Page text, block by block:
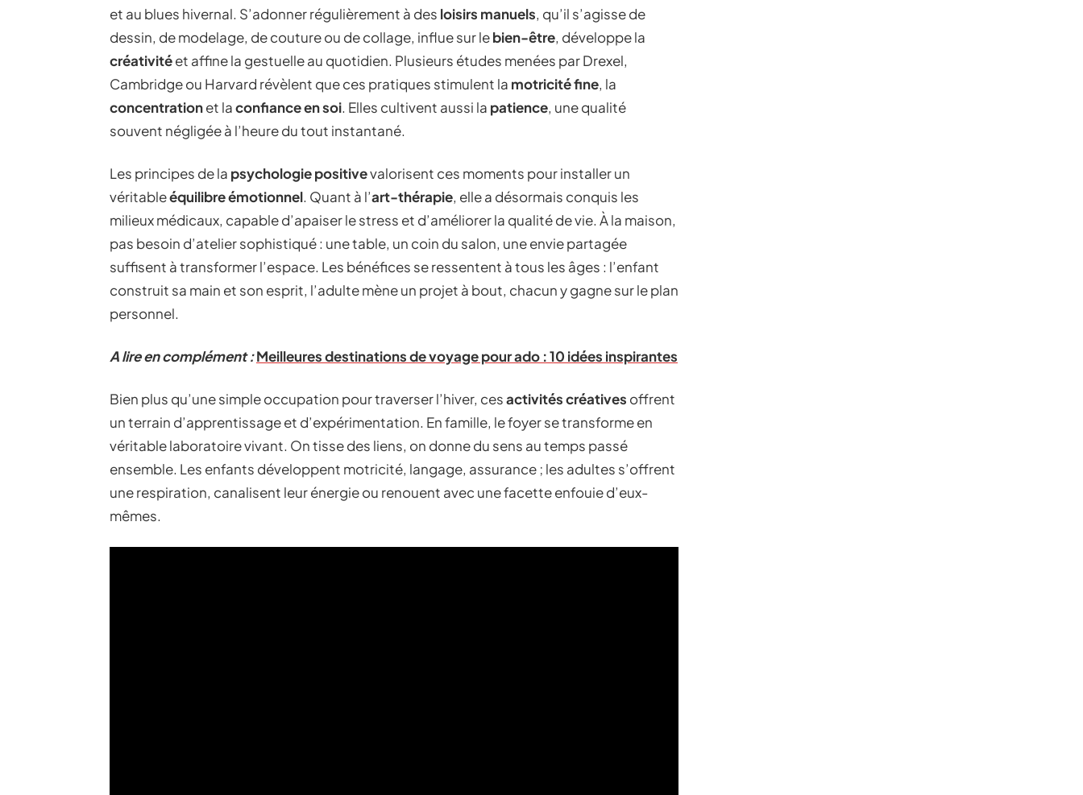
et au blues hivernal. S’adonner régulièrement à des loisirs manuels, qu’il s’agisse de
dessin, de modelage, de couture ou de collage, influe sur lebien-être, développe la
créativitéet affine la gestuelle au quotidien. Plusieurs études menées par Drexel,
Cambridge ou Harvard révèlent que ces pratiques stimulent la motricité fine, la
concentrationet laconfiance en soi. Elles cultivent aussi la patience, une qualité
souvent négligée à l’heure du tout instantané.
Les principes de la psychologie positivevalorisent ces moments pour installer un
véritableéquilibre émotionnel. Quant à l’art-thérapie, elle a désormais conquis les
milieux médicaux, capable d’apaiser le stress et d’améliorer la qualité de vie. À la maison,
pas besoin d’atelier sophistiqué : une table, un coin du salon, une envie partagée
suffisent à transformer l’espace. Les bénéfices se ressentent à tous les âges : l’enfant
construit sa main et son esprit, l’adulte mène un projet à bout, chacun y gagne sur le plan
personnel.
A lire en complément :Meilleures destinations de voyage pour ado : 10 idées inspirantes
Bien plus qu’une simple occupation pour traverser l’hiver, cesactivités créatives offrent
un terrain d’apprentissage et d’expérimentation. En famille, le foyer se transforme en
véritable laboratoire vivant. On tisse des liens, on donne du sens au temps passé
ensemble. Les enfants développent motricité, langage, assurance ; les adultes s’offrent
une respiration, canalisent leur énergie ou renouent avec une facette enfouie d’eux-
mêmes.